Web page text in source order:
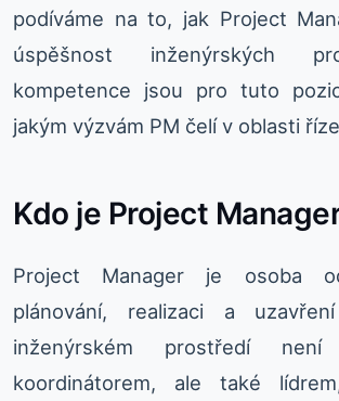
podíváme na to, jak Project
úspěšnost inženýrských
kompetence jsou pro tuto
jakým výzvám PM čelí v oblasti
Kdo je Project
Project Manager je osoba
plánování, realizaci a
inženýrském prostředí
koordinátorem, ale také